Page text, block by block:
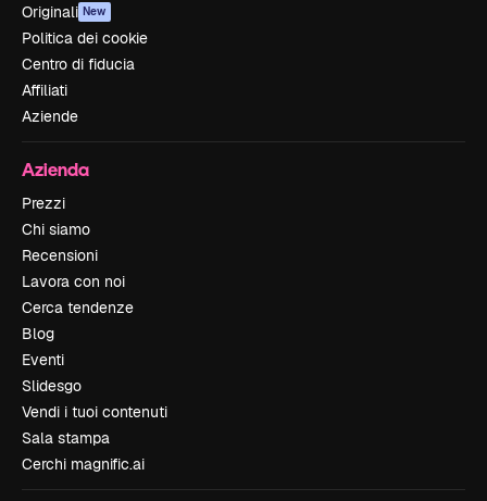
Originali New
Politica dei cookie
Centro di fiducia
Affiliati
Aziende
Azienda
Prezzi
Chi siamo
Recensioni
Lavora con noi
Cerca tendenze
Blog
Eventi
Slidesgo
Vendi i tuoi contenuti
Sala stampa
Cerchi magnific.ai